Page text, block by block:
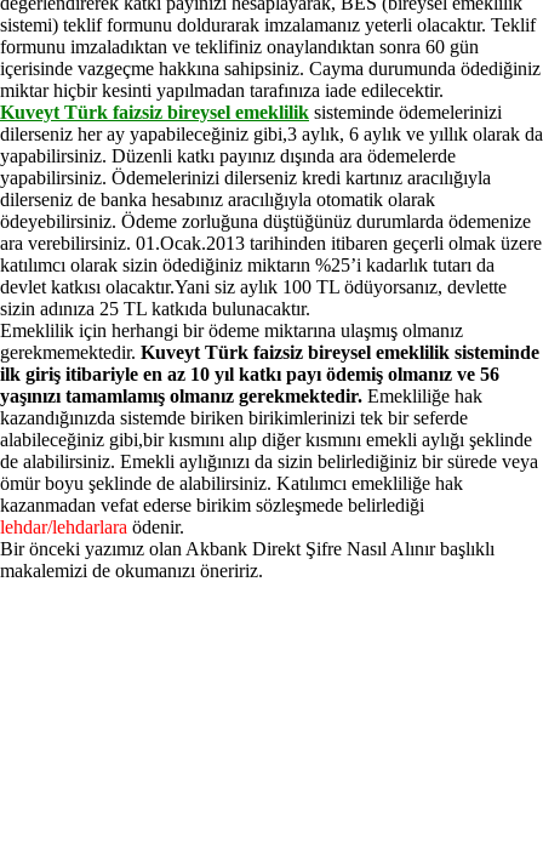
sistemi) teklif formunu doldurarak imzalamanız yeterli olacaktır. Teklif
formunu imzaladıktan ve teklifiniz onaylandıktan sonra 60 gün
içerisinde vazgeçme hakkına sahipsiniz. Cayma durumunda ödediğiniz
miktar hiçbir kesinti yapılmadan tarafınıza iade edilecektir.
Kuveyt Türk faizsiz bireysel emeklilik sisteminde ödemelerinizi
dilerseniz her ay yapabileceğiniz gibi,3 aylık, 6 aylık ve yıllık olarak da
yapabilirsiniz. Düzenli katkı payınız dışında ara ödemelerde
yapabilirsiniz. Ödemelerinizi dilerseniz kredi kartınız aracılığıyla
dilerseniz de banka hesabınız aracılığıyla otomatik olarak
ödeyebilirsiniz. Ödeme zorluğuna düştüğünüz durumlarda ödemenize
ara verebilirsiniz. 01.Ocak.2013 tarihinden itibaren geçerli olmak üzere
katılımcı olarak sizin ödediğiniz miktarın %25’i kadarlık tutarı da
devlet katkısı olacaktır.Yani siz aylık 100 TL ödüyorsanız, devlette
sizin adınıza 25 TL katkıda bulunacaktır.
Emeklilik için herhangi bir ödeme miktarına ulaşmış olmanız
gerekmemektedir. Kuveyt Türk faizsiz bireysel emeklilik sisteminde
ilk giriş itibariyle en az 10 yıl katkı payı ödemiş olmanız ve 56
yaşınızı tamamlamış olmanız gerekmektedir. Emekliliğe hak
kazandığınızda sistemde biriken birikimlerinizi tek bir seferde
alabileceğiniz gibi,bir kısmını alıp diğer kısmını emekli aylığı şeklinde
de alabilirsiniz. Emekli aylığınızı da sizin belirlediğiniz bir sürede veya
ömür boyu şeklinde de alabilirsiniz. Katılımcı emekliliğe hak
kazanmadan vefat ederse birikim sözleşmede belirlediği
lehdar/lehdarlara ödenir.
Bir önceki yazımız olan Akbank Direkt Şifre Nasıl Alınırbaşlıklı
makalemizi de okumanızı öneririz.